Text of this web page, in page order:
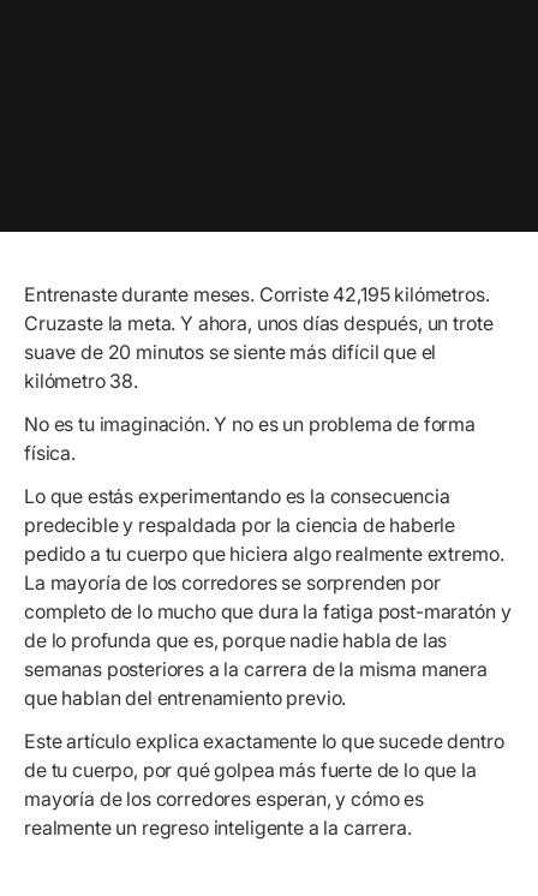
Entrenaste durante meses. Corriste 42,195 kilómetros.
Cruzaste la meta. Y ahora, unos días después, un trote
suave de 20 minutos se siente más difícil que el
kilómetro 38.
No es tu imaginación. Y no es un problema de forma
física.
Lo que estás experimentando es la consecuencia
predecible y respaldada por la ciencia de haberle
pedido a tu cuerpo que hiciera algo realmente extremo.
La mayoría de los corredores se sorprenden por
completo de lo mucho que dura la fatiga post-maratón y
de lo profunda que es, porque nadie habla de las
semanas posteriores a la carrera de la misma manera
que hablan del entrenamiento previo.
Este artículo explica exactamente lo que sucede dentro
de tu cuerpo, por qué golpea más fuerte de lo que la
mayoría de los corredores esperan, y cómo es
realmente un regreso inteligente a la carrera.